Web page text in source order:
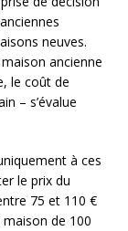
neuves.
ancienne
le coût de
– s’évalue
à ces
le prix du
75 et 110 €
maison de 100